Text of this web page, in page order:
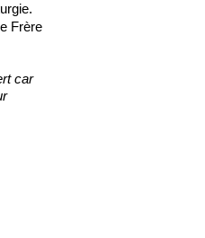
Frère
car